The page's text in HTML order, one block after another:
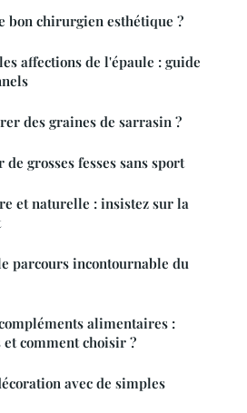
bon chirurgien esthétique ?
affections de l'épaule : guide
des graines de sarrasin ?
grosses fesses sans sport
et naturelle : insistez sur la
parcours incontournable du
alimentaires :
comment choisir ?
avec de simples